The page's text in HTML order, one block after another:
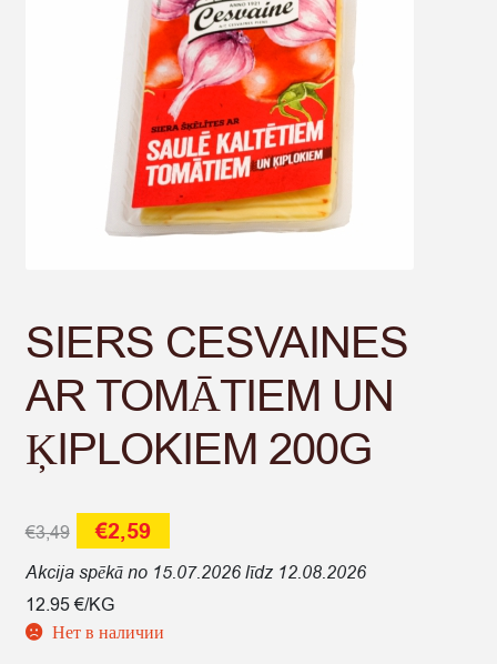
SIERS CESVAINES
AR TOMĀTIEM UN
ĶIPLOKIEM 200G
€3,49
Первоначальная
цена
составляла
€3,49.
€2,59
цена:
Akcija spēkā no 15.07.2026 līdz 12.08.2026
12.95 €/KG
Нет в наличии